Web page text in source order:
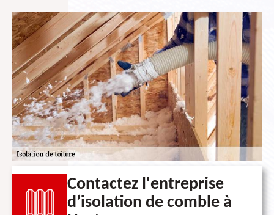
Contactez l'entreprise
d’isolation de comble à